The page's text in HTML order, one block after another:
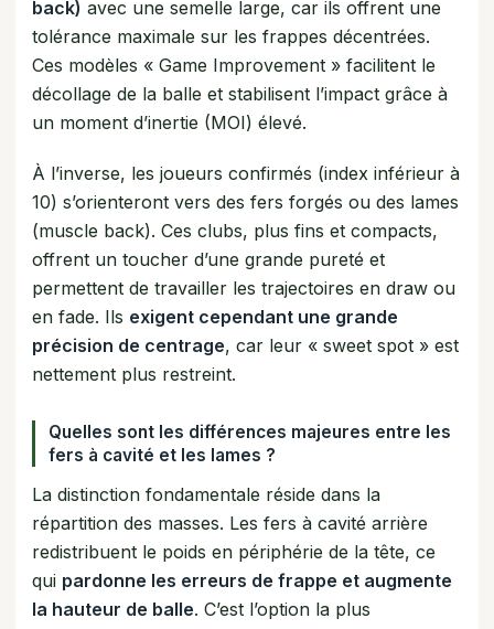
back) avec une semelle large, car ils offrent une
tolérance maximale sur les frappes décentrées.
Ces modèles « Game Improvement » facilitent le
décollage de la balle et stabilisent l’impact grâce à
un moment d’inertie (MOI) élevé.
À l’inverse, les joueurs confirmés (index inférieur à
10) s’orienteront vers des fers forgés ou des lames
(muscle back). Ces clubs, plus fins et compacts,
offrent un toucher d’une grande pureté et
permettent de travailler les trajectoires en draw ou
en fade. Ils exigent cependant une grande
précision de centrage, car leur « sweet spot » est
nettement plus restreint.
Quelles sont les différences majeures entre les
fers à cavité et les lames ?
La distinction fondamentale réside dans la
répartition des masses. Les fers à cavité arrière
redistribuent le poids en périphérie de la tête, ce
qui pardonne les erreurs de frappe et augmente
la hauteur de balle. C’est l’option la plus